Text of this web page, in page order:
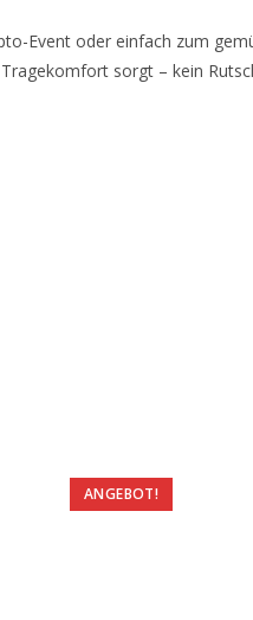
Event oder einfach zum
sorgt – kein
ANGEBOT!